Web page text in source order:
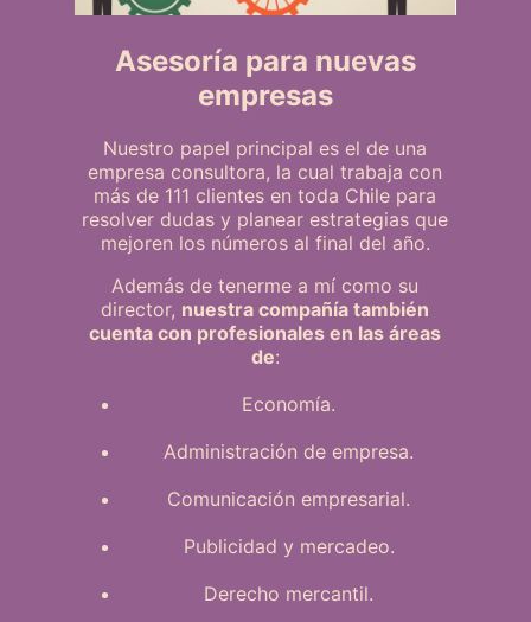
Asesoría para nuevas
empresas
Nuestro papel principal es el de una
empresa consultora, la cual trabaja con
más de 111 clientes en toda Chile para
resolver dudas y planear estrategias que
mejoren los números al final del año.
Además de tenerme a mí como su
director, nuestra compañía también
cuenta con profesionales en las áreas
de:
Economía.
Administración de empresa.
Comunicación empresarial.
Publicidad y mercadeo.
Derecho mercantil.